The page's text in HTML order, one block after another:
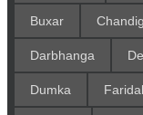
Buxar
Darbhanga
Dumka